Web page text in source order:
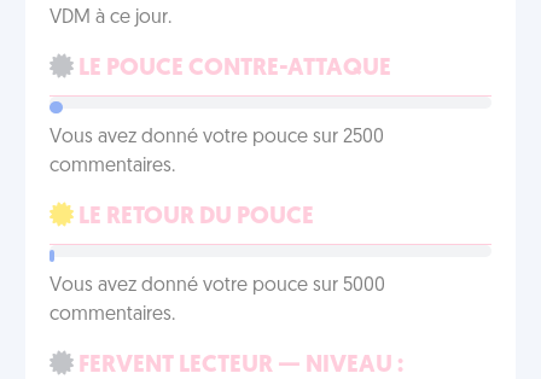
VDM à ce jour.
LE POUCE CONTRE-ATTAQUE
Vous avez donné votre pouce sur 2500
commentaires.
LE RETOUR DU POUCE
Vous avez donné votre pouce sur 5000
commentaires.
FERVENT LECTEUR — NIVEAU :